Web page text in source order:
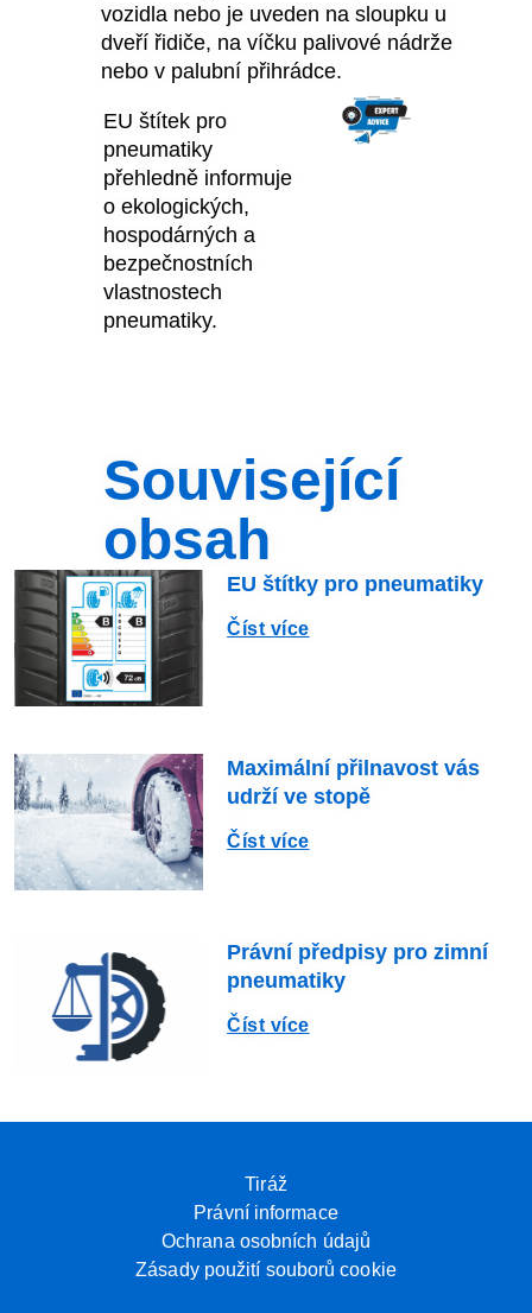
vozidla nebo je uveden na sloupku u
dveří řidiče, na víčku palivové nádrže
nebo v palubní přihrádce.
EU štítek pro
pneumatiky
přehledně informuje
o ekologických,
hospodárných a
bezpečnostních
vlastnostech
pneumatiky.
Související
obsah
EU štítky pro pneumatiky
Číst více
Maximální přilnavost vás
udrží ve stopě
Číst více
Právní předpisy pro zimní
pneumatiky
Číst více
Tiráž
Právní informace
Ochrana osobních údajů
Zásady použití souborů cookie